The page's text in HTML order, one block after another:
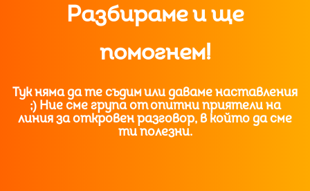
Разбираме и ще
помогнем!
Тук няма да те съдим или даваме наставления
;) Ние сме група от опитни приятели на
линия за откровен разговор, в който да сме
ти полезни.